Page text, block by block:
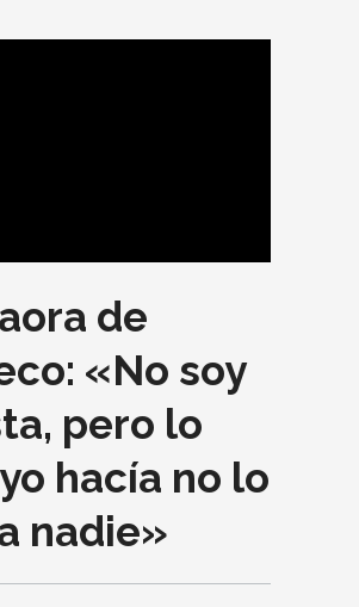
de
«No soy
pero lo
hacía no lo
nadie»